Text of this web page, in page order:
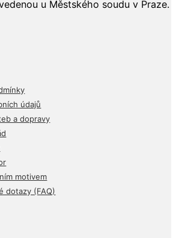
u Městského soudu v Praze.
údajů
a dopravy
motivem
dotazy (FAQ)